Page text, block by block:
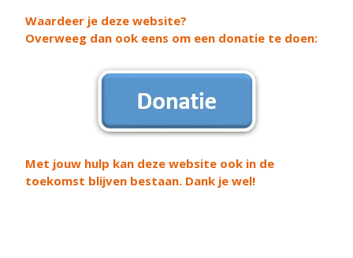
Waardeer je deze website?
Overweeg dan ook eens om een donatie te doen:
Met jouw hulp kan deze website ook in de
toekomst blijven bestaan. Dank je wel!